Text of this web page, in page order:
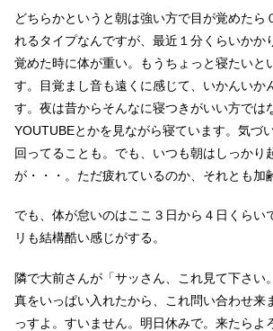
どちらかというと朝は強い方で目が覚めたら
れるタイプなんですが、最近１分くらいかか
覚めた時に体が重い。もうちょっと寝たいと
す。目覚まし音も遠くに感じて、いかんいか
す。夜は昔からそんなに寝つきがいい方では
YOUTUBEとかを見ながら寝ています。気づ
回ってることも。でも、いつも朝はしっかり
が・・・。ただ疲れているのか、それとも加
でも、体が怠いのはここ３日から４日くらい
リも結構酷い感じがする。
隣で大前さんが「サッさん、これ見て下さい
真をいっぱい入れたから、これ問い合わせ来
っすよ。すいません。明日休みで。来たらよ